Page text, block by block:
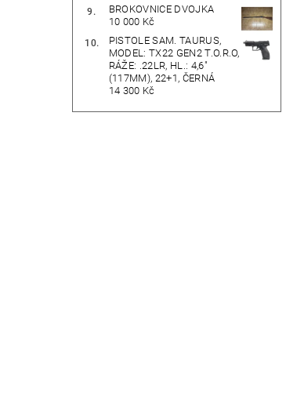
BROKOVNICE DVOJKA
10 000 Kč
PISTOLE SAM. TAURUS,
MODEL: TX22 GEN2 T.O.R.O,
RÁŽE: .22LR, HL.: 4,6"
(117MM), 22+1, ČERNÁ
14 300 Kč